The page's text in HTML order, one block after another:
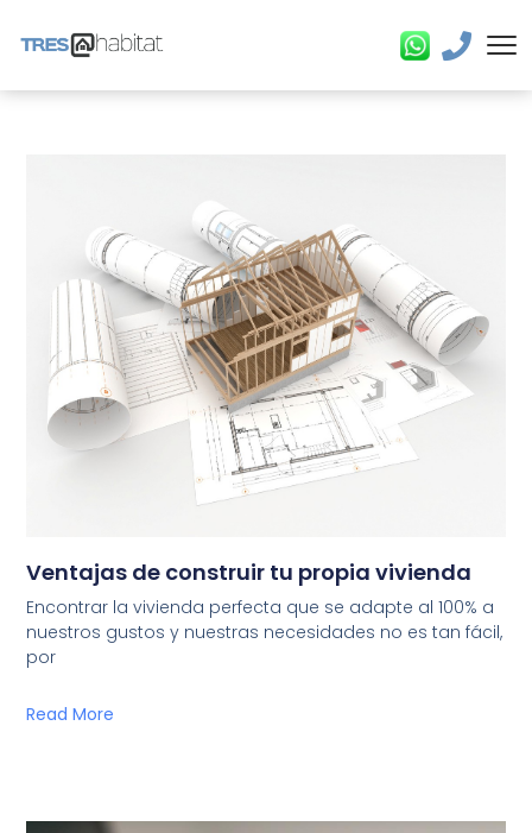
Ventajas de construir tu propia vivienda
Encontrar la vivienda perfecta que se adapte al 100% a
nuestros gustos y nuestras necesidades no es tan fácil,
por
Read More